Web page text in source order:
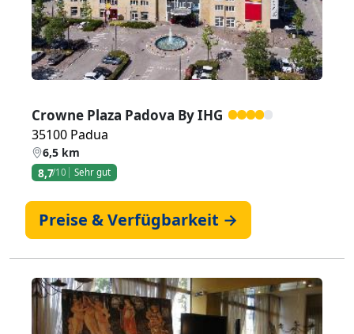
Crowne Plaza Padova By IHG
35100 Padua
6,5 km
8,7/10 Sehr gut
Preise & Verfügbarkeit →